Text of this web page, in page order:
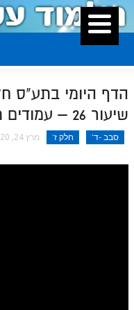
סגור
חלק ב
חלק ג
הדף היומי בתע"ס
שיעור 26 – עמודים תקל – תקלא
סבב -ד' חלק ז' מרץ 24, 2020